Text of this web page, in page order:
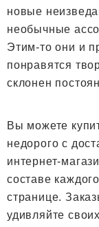
новые
необычные
Этим-то они и
понравятся
склонен
Вы можете
недорого с
интернет-
составе
странице.
удивляйте